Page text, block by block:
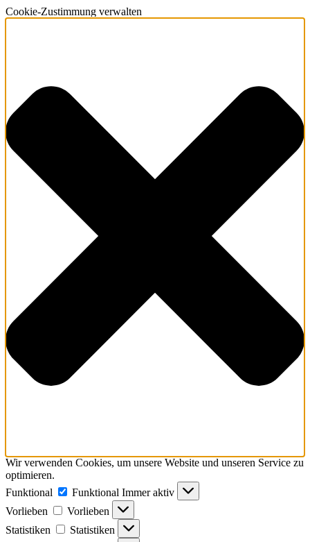
Cookie-Zustimmung verwalten
Wir verwenden Cookies, um unsere Website und unseren Service zu
optimieren.
Funktional
Funktional Immer aktiv
Vorlieben
Vorlieben
Statistiken
Statistiken